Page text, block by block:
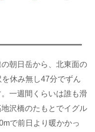
朝日岳から、北東面の
休み無し47分でずん
一週間くらいは誰も滑
沢橋のたもとでイグル
で前日より暖かかっ